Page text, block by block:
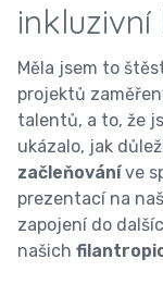
inkluzivní
Měla jsem to
projektů
talentů, a to, že
ukázalo, jak
začleňováníve
prezentací na
zapojení do
našich